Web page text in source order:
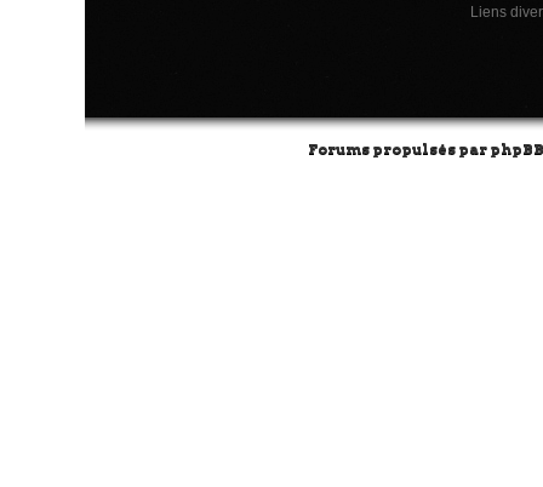
Liens
Forums propulsés par phpBB